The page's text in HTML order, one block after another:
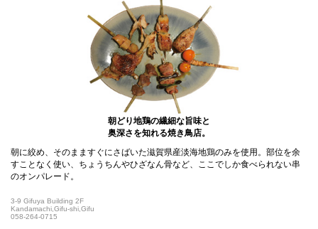
朝どり地鶏の繊細な旨味と
奥深さを知れる焼き鳥店。
朝に絞め、そのまますぐにさばいた滋賀県産淡海地鶏のみを使用。部位を余
すことなく使い、ちょうちんやひざなん骨など、ここでしか食べられない串
のオンパレード。
3-9 Gifuya Building 2F
Kandamachi,Gifu-shi,Gifu
058-264-0715